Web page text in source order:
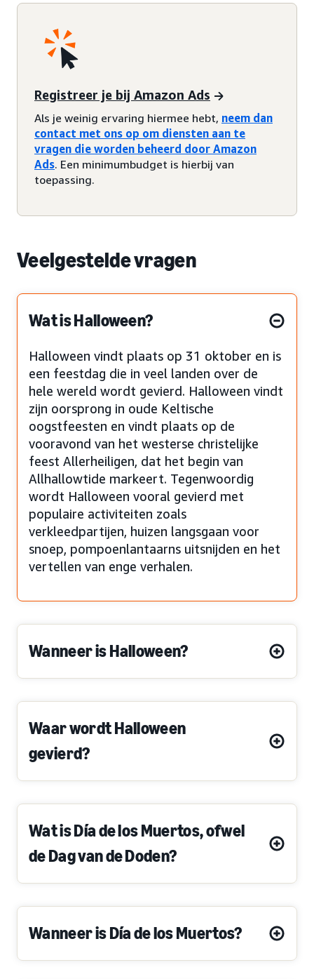
Registreer je bij Amazon Ads
Als je weinig ervaring hiermee hebt, neem dan
contact met ons op om diensten aan te
vragen die worden beheerd door Amazon
Ads. Een minimumbudget is hierbij van
toepassing.
Veelgestelde vragen
Wat is Halloween?
Halloween vindt plaats op 31 oktober en is
een feestdag die in veel landen over de
hele wereld wordt gevierd. Halloween vindt
zijn oorsprong in oude Keltische
oogstfeesten en vindt plaats op de
vooravond van het westerse christelijke
feest Allerheiligen, dat het begin van
Allhallowtide markeert. Tegenwoordig
wordt Halloween vooral gevierd met
populaire activiteiten zoals
verkleedpartijen, huizen langsgaan voor
snoep, pompoenlantaarns uitsnijden en het
vertellen van enge verhalen.
Wanneer is Halloween?
Waar wordt Halloween
gevierd?
Wat is Día de los Muertos, ofwel
de Dag van de Doden?
Wanneer is Día de los Muertos?